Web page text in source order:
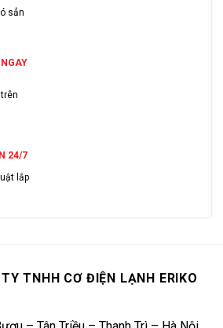
sẳn
24/7
lắp
TNHH CƠ ĐIỆN LẠNH ERIKO